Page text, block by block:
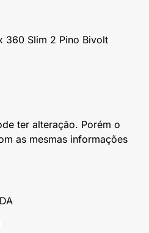
360 Slim 2 Pino Bivolt
ter alteração. Porém o
as mesmas informações